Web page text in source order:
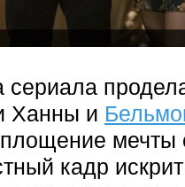
сериала
Ханны и
мечты
кадр